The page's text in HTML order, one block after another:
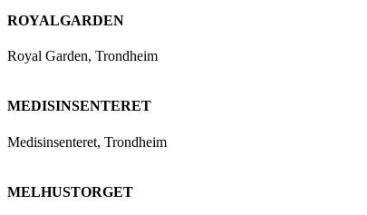
ROYALGARDEN
Royal Garden, Trondheim
MEDISINSENTERET
Medisinsenteret, Trondheim
MELHUSTORGET